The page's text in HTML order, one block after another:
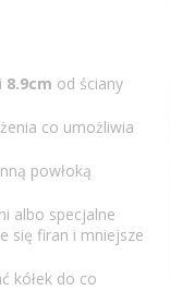
8.9cm od ściany
co umożliwia
powłoką
albo specjalne
się firan i mniejsze
kółek do co